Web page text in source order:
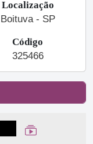
Localização
Boituva - SP
Código
325466
no Facebook
no
Compartilhar
Ver Web Story